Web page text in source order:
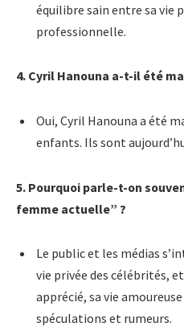
équilibre sain entre sa vie
professionnelle.
4. Cyril Hanouna a-t-il été
Oui, Cyril Hanouna a été
enfants. Ils sont
5. Pourquoi parle-t-on
femme actuelle” ?
Le public et les médias
vie privée des célébrités,
apprécié, sa vie
spéculations et rumeurs.